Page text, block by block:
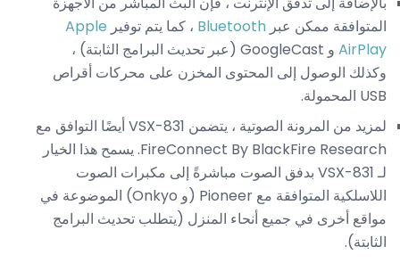
المتوافقة ممكن عبر Bluetooth ، كما يتم توفير Apple
AirPlay
و GoogleCast (عبر تحديث البرامج الثابتة) ،
وكذلك الوصول إلى المحتوى المخزن على محركات أقراص
USB المحمولة.
لمزيد من المرونة الصوتية ، يتضمن VSX-831 أيضًا التوافق مع
FireConnect By BlackFire Research. يسمح هذا الخيار
لـ VSX-831 بدفق الصوت مباشرةً إلى مكبرات الصوت
اللاسلكية المتوافقة مع Pioneer (و Onkyo) الموضوعة في
مواقع أخرى في جميع أنحاء المنزل (يتطلب تحديث البرامج
الثابتة).